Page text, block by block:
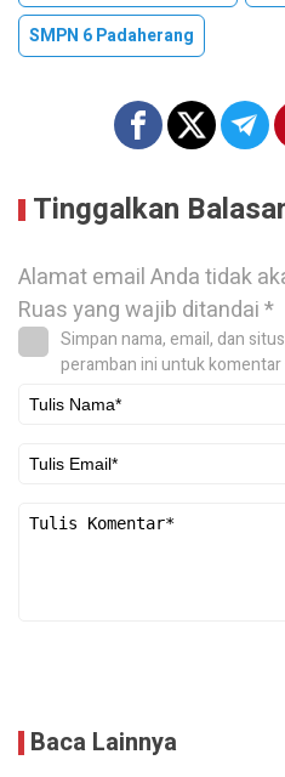
SMPN 6 Padaherang
Tinggalkan
Alamat email Anda tidak
Ruas yang wajib ditandai*
Simpan nama, email, dan
peramban ini untuk
Baca Lainnya